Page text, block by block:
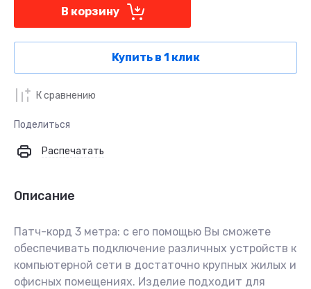
В корзину
Купить в 1 клик
К сравнению
Поделиться
Распечатать
Описание
Патч-корд 3 метра: с его помощью Вы сможете
обеспечивать подключение различных устройств к
компьютерной сети в достаточно крупных жилых и
офисных помещениях. Изделие подходит для